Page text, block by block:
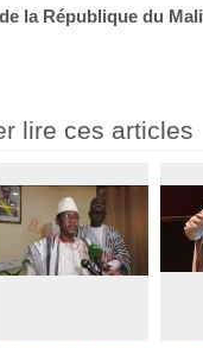
la République du Mali
lire ces articles